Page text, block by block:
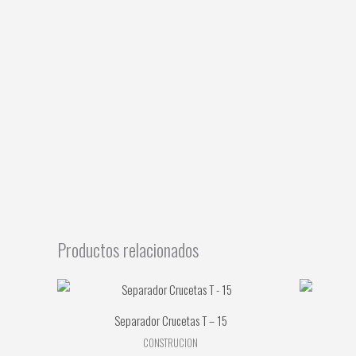
Productos relacionados
Separador Crucetas T – 15
CONSTRUCION